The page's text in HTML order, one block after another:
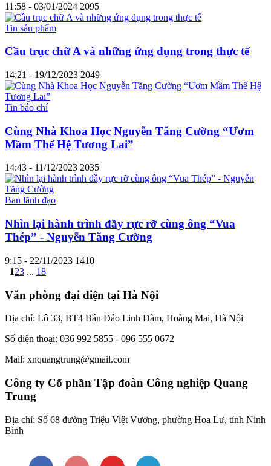
11:58 - 03/01/2024 2095
Tin sản phẩm
Cầu trục chữ A và những ứng dụng trong thực tế
14:21 - 19/12/2023 2049
Tin báo chí
Cùng Nhà Khoa Học Nguyễn Tăng Cường “Ươm
Mầm Thế Hệ Tương Lai”
14:43 - 11/12/2023 2035
Ban lãnh đạo
Nhìn lại hành trình đầy rực rỡ cùng ông “Vua
Thép” - Nguyễn Tăng Cường
9:15 - 22/11/2023 1410
123 ... 18
Văn phòng đại diện tại Hà Nội
Địa chỉ: Lô 33, BT4 Bán Đảo Linh Đàm, Hoàng Mai, Hà Nội
Số điện thoại: 036 992 5855 - 096 555 0672
Mail: xnquangtrung@gmail.com
Công ty Cổ phần Tập đoàn Công nghiệp Quang
Trung
Địa chỉ: Số 68 đường Triệu Việt Vương, phường Hoa Lư, tỉnh Ninh
Bình